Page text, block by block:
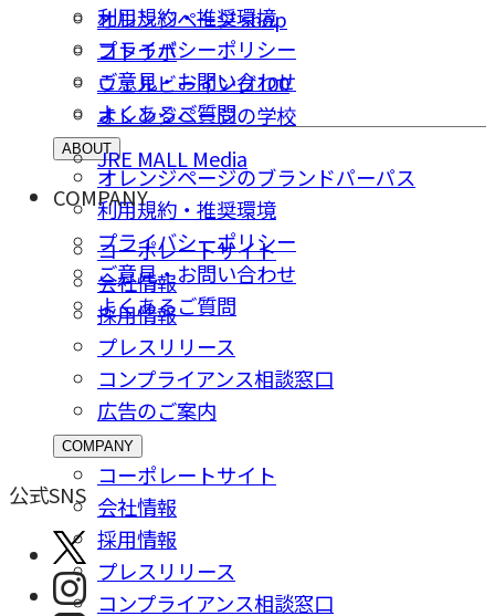
オレンジページ shop
コトラボ
ウェルビーイング100
オレンジページの学校
JRE MALL Media
利用規約・推奨環境
プライバシーポリシー
ご意⾒・お問い合わせ
よくあるご質問
ABOUT
オレンジページのブランドパーパス
利用規約・推奨環境
プライバシーポリシー
ご意⾒・お問い合わせ
よくあるご質問
COMPANY
コーポレートサイト
会社情報
採⽤情報
プレスリリース
コンプライアンス相談窓⼝
広告のご案内
COMPANY
コーポレートサイト
会社情報
採⽤情報
プレスリリース
コンプライアンス相談窓⼝
公式SNS